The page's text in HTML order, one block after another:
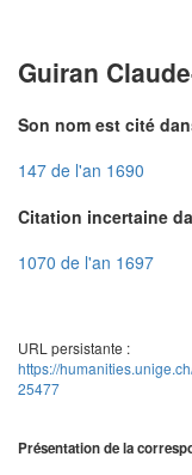
Guiran
Son nom est cité
147 de l'an 1690
Citation incertaine
1070 de l'an 1697
URL persistante :
https://
25477
Présentation de la